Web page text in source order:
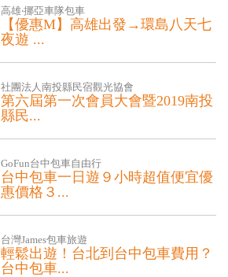
高雄‧挪亞車隊包車
【優惠M】高雄出發→環島八天七
夜遊 ...
【優惠M】高雄出發→環島8天7夜遊
社團法人南投縣民宿觀光協會
第六屆第一次會員大會暨2019南投
縣民...
南投縣民宿觀光協會 &nbs...
GoFun台中包車自由行
台中包車一日遊９小時超值便宜優
惠價格３...
GoFun台中包車超優惠-台中市區包車
起～...
台灣James包車旅遊
輕鬆出遊！台北到台中包車費用？
台中包車...